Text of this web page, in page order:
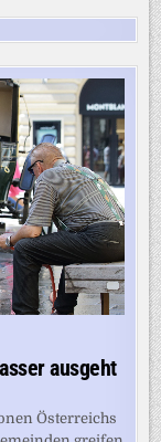
ausgeht
Österreichs